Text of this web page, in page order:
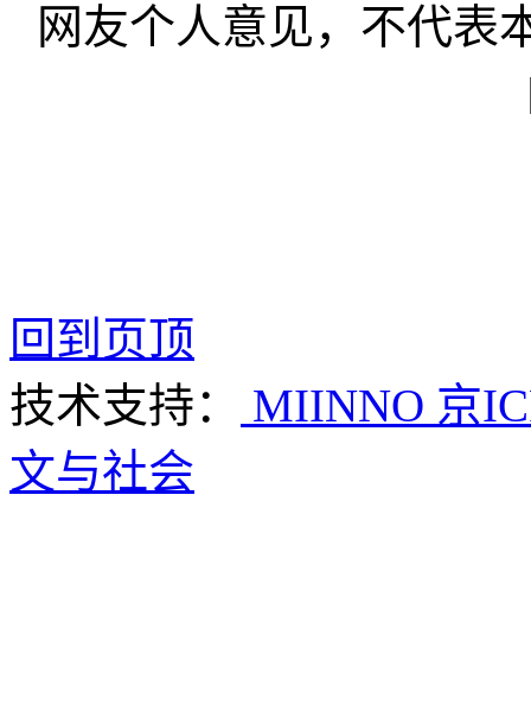
网友个人意见，不代表
回到页顶
技术支持：
MIINNO 京
文与社会